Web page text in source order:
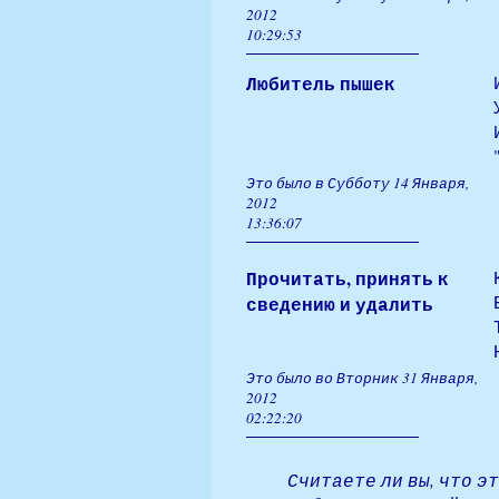
2012
10:29:53
Любитель пышек
Это было в Субботу 14 Января,
2012
13:36:07
Прочитать, принять к
сведению и удалить
Это было во Вторник 31 Января,
2012
02:22:20
Считаете ли вы, что